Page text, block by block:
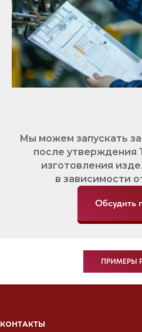
Мы можем запускать
после утверждения
изготовления
в зависимости
Обсудить
ПРИМЕРЫ
КОНТАКТЫ